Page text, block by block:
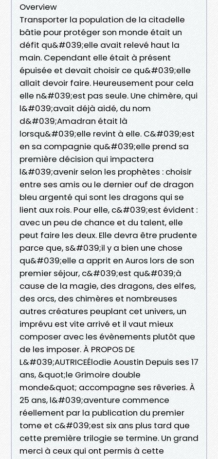
Overview
Transporter la population de la citadelle
bâtie pour protéger son monde était un
défit qu&#039;elle avait relevé haut la
main. Cependant elle était à présent
épuisée et devait choisir ce qu&#039;elle
allait devoir faire. Heureusement pour cela
elle n&#039;est pas seule. Une chimère, qui
l&#039;avait déjà aidé, du nom
d&#039;Amadran était là
lorsqu&#039;elle revint à elle. C&#039;est
en sa compagnie qu&#039;elle prend sa
première décision qui impactera
l&#039;avenir selon les prophètes : choisir
entre ses amis ou le dernier ouf de dragon
bleu argenté qui sont les dragons qui se
lient aux rois. Pour elle, c&#039;est évident :
avec un peu de chance et du talent, elle
peut faire les deux. Elle devra être prudente
parce que, s&#039;il y a bien une chose
qu&#039;elle a apprit en Auros lors de son
premier séjour, c&#039;est qu&#039;à
cause de la magie, des dragons, des elfes,
des orcs, des chimères et nombreuses
autres créatures peuplant cet univers, un
imprévu est vite arrivé et il vaut mieux
composer avec les évènements plutôt que
de les imposer. À PROPOS DE
L&#039;AUTRICEÉlodie Aoustin Depuis ses 17
ans, &quot;le Grimoire double
monde&quot; accompagne ses rêveries. À
25 ans, l&#039;aventure commence
réellement par la publication du premier
tome et c&#039;est six ans plus tard que
cette première trilogie se termine. Un grand
merci à ceux qui ont permis à cette